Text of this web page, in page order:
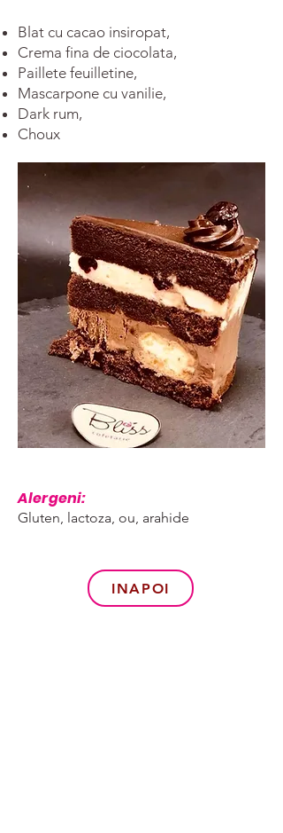
Blat cu cacao insiropat,
Crema fina de ciocolata,
Paillete feuilletine,
Mascarpone cu vanilie,
Dark rum,
Choux
Alergeni:
Gluten, lactoza, ou, arahide
INAPOI